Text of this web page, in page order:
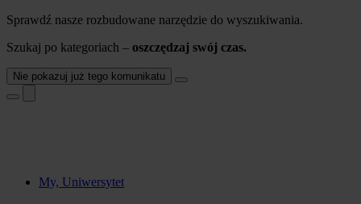
Sprawdź nasze rozbudowane narzędzie do wyszukiwania.
Szukaj po kategoriach – oszczędzaj swój czas.
Nie pokazuj już tego komunikatu
My, Uniwersytet